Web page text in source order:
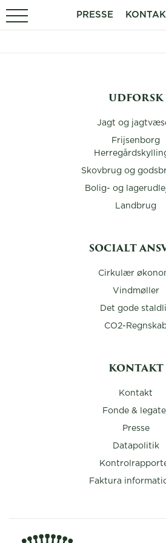
PRESSE
UDFORSK
Jagt og
Frijsenborg
Skovbrug og
Bolig- og
Landbrug
SOCIALT
Cirkulær
Vindmøller
Det gode
CO2-
KONTAKT
Kontakt
Fonde &
Presse
Datapolitik
Faktura